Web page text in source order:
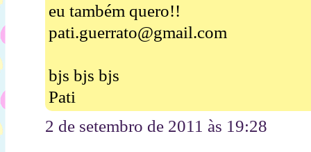
eu também quero!!
pati.guerrato@gmail.com
bjs bjs bjs
Pati
2 de setembro de 2011 às 19:28